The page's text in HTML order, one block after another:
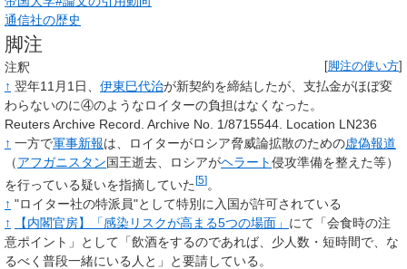
通信社の歴史
脚注
脚注の使い方
注釈
↑ 翌年11月1日、 伊東巳代治が新契約を締結したが、支払金がほぼ変
わらないのに④のようなロイターの負担はなくなった。
Reuters Archive Record. Archive No. 1/8715544. Location LN236
↑ 一方で軍事新報は、ロイターがロシア脅威論拡散のための虚偽報道
（アフガニスタン国王逝去、ロシアがヘラート侵攻準備を整えた等）
を行っている疑いを指摘していた [5] 。
↑ "ロイター社の特派員"として特別に入国が許可されている
↑
【内閣官房】「感染リスクが高まる5つの場面」 にて「会食時の注
意ポイント」として「飲酒をするのであれば、少人数・短時間で、な
るべく普段一緒にいる人と」と要請している。